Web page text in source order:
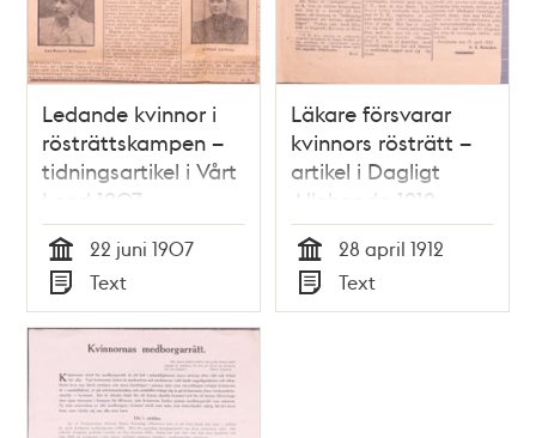
Ledande kvinnor i
rösträttskampen –
tidningsartikel i Vårt
Land 1907
Tid
22 juni 1907
Typ
Text
Läkare försvarar
kvinnors rösträtt –
artikel i Dagligt
Allehanda 1912
Tid
28 april 1912
Typ
Text